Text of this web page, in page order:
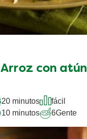
Arroz con atún
20 minutos
fácil
10 minutos
6Gente